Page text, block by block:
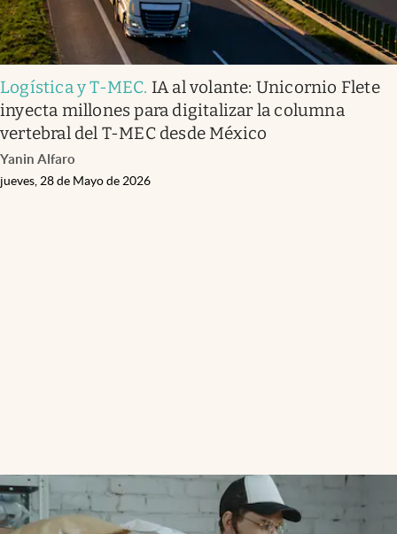
Logística y T-MEC. IA al volante: Unicornio Flete
inyecta millones para digitalizar la columna
vertebral del T-MEC desde México
Yanin Alfaro
jueves, 28 de Mayo de 2026